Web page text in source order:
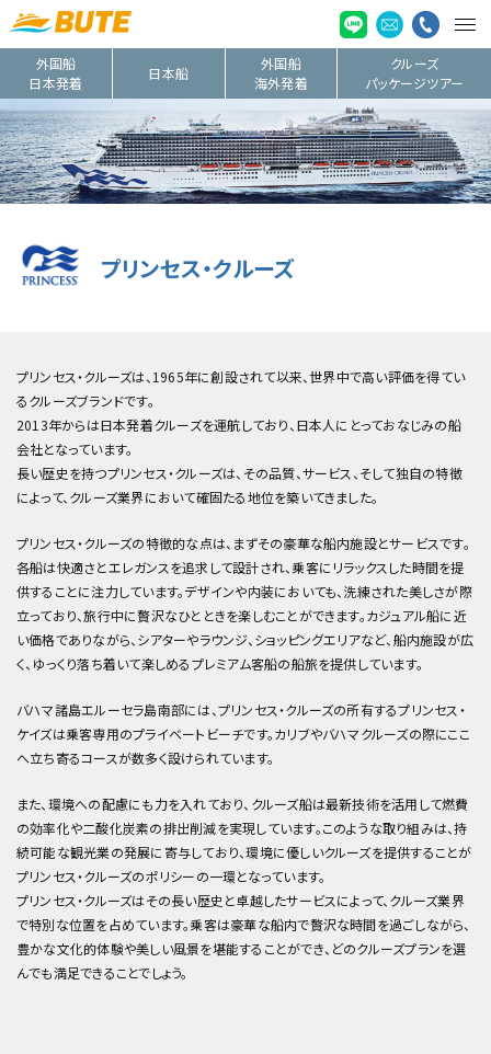
外国船
日本発着
日本船
外国船
海外発着
クルーズ
パッケージツアー
プリンセス・クルーズ
プリンセス・クルーズは、1965年に創設されて以来、世界中で高い評価を得てい
るクルーズブランドです。
2013年からは日本発着クルーズを運航しており、日本人にとっておなじみの船
会社となっています。
長い歴史を持つプリンセス・クルーズは、その品質、サービス、そして独自の特徴
によって、クルーズ業界において確固たる地位を築いてきました。
プリンセス・クルーズの特徴的な点は、まずその豪華な船内施設とサービスです。
各船は快適さとエレガンスを追求して設計され、乗客にリラックスした時間を提
供することに注力しています。デザインや内装においても、洗練された美しさが際
立っており、旅行中に贅沢なひとときを楽しむことができます。カジュアル船に近
い価格でありながら、シアターやラウンジ、ショッピングエリアなど、船内施設が広
く、ゆっくり落ち着いて楽しめるプレミアム客船の船旅を提供しています。
バハマ諸島エルーセラ島南部には、プリンセス・クルーズの所有するプリンセス・
ケイズは乗客専用のプライベートビーチです。カリブやバハマクルーズの際にここ
へ立ち寄るコースが数多く設けられています。
また、環境への配慮にも力を入れており、クルーズ船は最新技術を活用して燃費
の効率化や二酸化炭素の排出削減を実現しています。このような取り組みは、持
続可能な観光業の発展に寄与しており、環境に優しいクルーズを提供することが
プリンセス・クルーズのポリシーの一環となっています。
プリンセス・クルーズはその長い歴史と卓越したサービスによって、クルーズ業界
で特別な位置を占めています。乗客は豪華な船内で贅沢な時間を過ごしながら、
豊かな文化的体験や美しい風景を堪能することができ、どのクルーズプランを選
んでも満足できることでしょう。